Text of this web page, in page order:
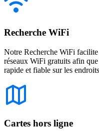
Recherche WiFi
Notre Recherche WiFi
réseaux WiFi gratuits afin
rapide et fiable sur les
Cartes hors ligne